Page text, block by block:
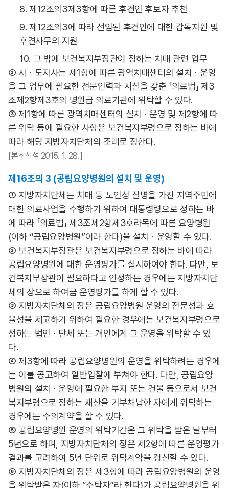
8. 제12조의3제3항에 따른 후견인 후보자 추천
9. 제12조의3에 따라 선임된 후견인에 대한 감독지원 및
후견사무의 지원
10. 그 밖에 보건복지부장관이 정하는 치매 관련 업무
② 시ㆍ도지사는 제1항에 따른 광역치매센터의 설치ㆍ운영
을 그 업무에 필요한 전문인력과 시설을 갖춘 「의료법」 제3
조제2항제3호의 병원급 의료기관에 위탁할 수 있다.
③ 제1항에 따른 광역치매센터의 설치ㆍ운영 및 제2항에 따
른 위탁 등에 필요한 사항은 보건복지부령으로 정하는 바에
따라 해당 지방자치단체의 조례로 정한다.
[본조신설 2015. 1. 28.]
제16조의 3 (공립요양병원의 설치 및 운영)
① 지방자치단체는 치매 등 노인성 질병을 가진 지역주민에
대한 의료사업을 수행하기 위하여 대통령령으로 정하는 바
에 따라 「의료법」 제3조제2항제3호라목에 따른 요양병원
(이하 “공립요양병원”이라 한다)을 설치ㆍ운영할 수 있다.
② 보건복지부장관은 보건복지부령으로 정하는 바에 따라
공립요양병원에 대한 운영평가를 실시하여야 한다. 다만, 보
건복지부장관이 필요하다고 인정하는 경우에는 지방자치단
체의 장으로 하여금 운영평가를 하게 할 수 있다.
③ 지방자치단체의 장은 공립요양병원 운영의 전문성과 효
율성을 제고하기 위하여 필요한 경우에는 보건복지부령으로
정하는 법인ㆍ단체 또는 개인에게 그 운영을 위탁할 수 있
다.
④ 제3항에 따라 공립요양병원의 운영을 위탁하려는 경우에
는 이를 공고하여 일반입찰에 부쳐야 한다. 다만, 공립요양
병원의 설치ㆍ운영에 필요한 부지 또는 건물 등으로서 보건
복지부령으로 정하는 재산을 기부채납한 자에게 위탁하는
경우에는 수의계약을 할 수 있다.
⑤ 공립요양병원 운영의 위탁기간은 그 위탁을 받은 날부터
5년으로 하며, 지방자치단체의 장은 제2항에 따른 운영평가
결과를 고려하여 5년 단위로 위탁계약을 갱신할 수 있다.
⑥ 지방자치단체의 장은 제3항에 따라 공립요양병원의 운영
을 위탁받은 자(이하 “수탁자”라 한다)가 공립요양병원을 위